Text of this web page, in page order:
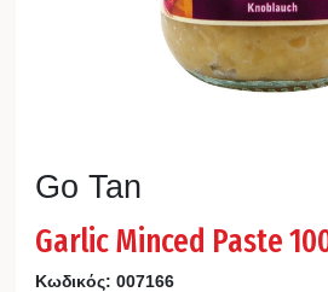
Go Tan
Garlic Minced Paste
Κωδικός: 007166